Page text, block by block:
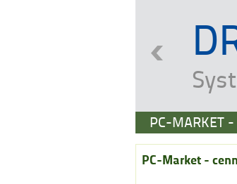
PC-MARKET -
PC-Market -